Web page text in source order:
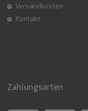
Versandkosten
Kontakt
Zahlungsarten